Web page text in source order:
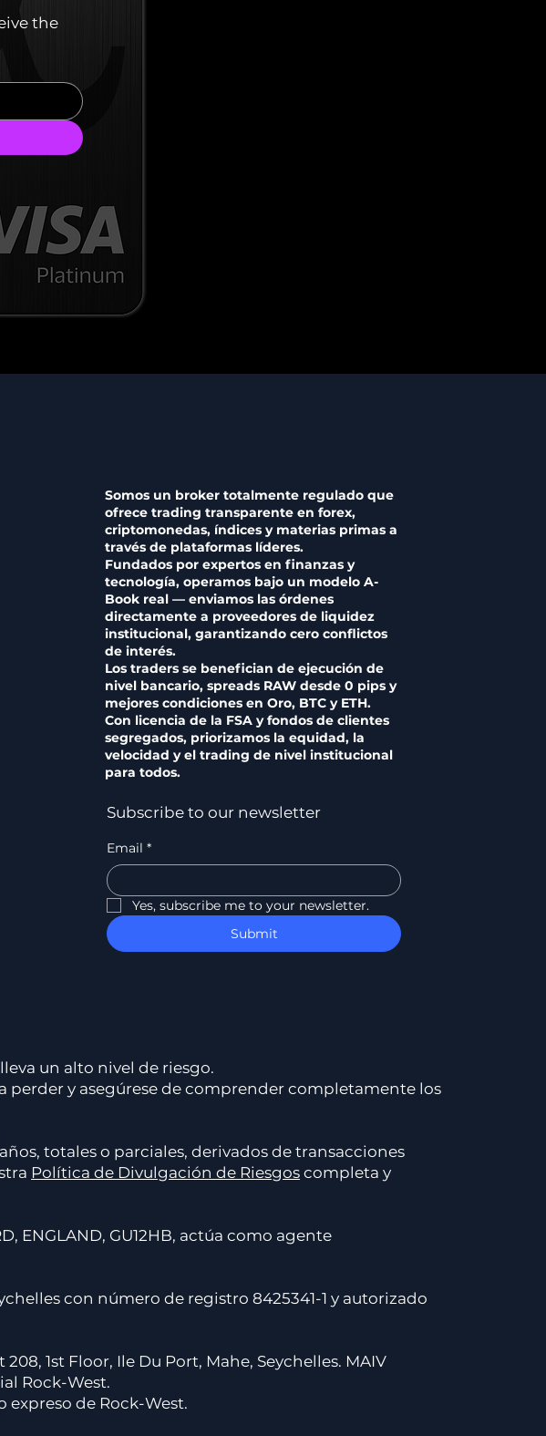
the
Somos un broker totalmente regulado que
ofrece trading transparente en forex,
criptomonedas, índices y materias primas a
través de plataformas líderes.
Fundados por expertos en finanzas y
tecnología, operamos bajo un modelo A-
Book real — enviamos las órdenes
directamente a proveedores de liquidez
institucional, garantizando cero conflictos
de interés.
Los traders se benefician de ejecución de
nivel bancario, spreads RAW desde 0 pips y
mejores condiciones en Oro, BTC y ETH.
Con licencia de la FSA y fondos de clientes
segregados, priorizamos la equidad, la
velocidad y el trading de nivel institucional
para todos.
Subscribe to our newsletter
Email *
Yes, subscribe me to your newsletter.
Submit
un alto nivel de riesgo.
perder y asegúrese de comprender completamente los
totales o parciales, derivados de transacciones
Política de Divulgación de Riesgos completa y
ENGLAND, GU12HB, actúa como agente
con número de registro 8425341-1 y autorizado
1st Floor, Ile Du Port, Mahe, Seychelles. MAIV
Rock-West.
de Rock-West.